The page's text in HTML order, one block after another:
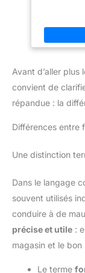
artificielle), 5
fournis : 18
1/2/2/3, S 4/
mm, 1
portables et
Avant d’aller
convient de
répandue : la
Différences entre
Une distinction
Dans le langage
souvent utilisés
conduire à de
précise et utile :
magasin et le
Le terme